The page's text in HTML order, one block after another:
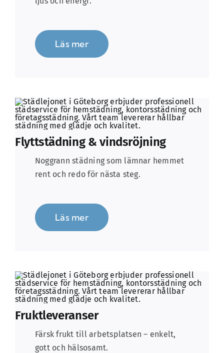
Läs mer
Flyttstädning & vindsröjning
Noggrann städning som lämnar hemmet
rent och redo för nästa steg.
Läs mer
Fruktleveranser
Färsk frukt till arbetsplatsen – enkelt,
gott och hälsosamt.